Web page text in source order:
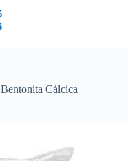
Bentonita Cálcica